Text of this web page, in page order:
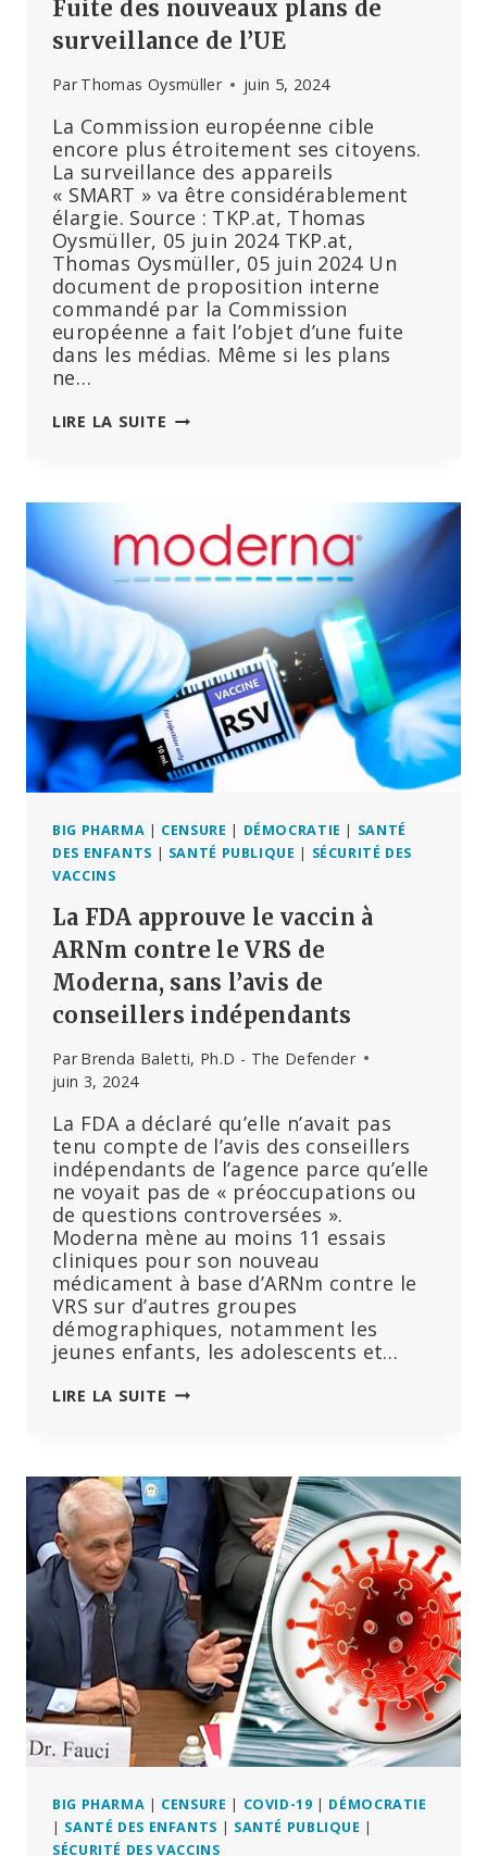
NON
VACCINÉS
Fuite des nouveaux plans de
surveillance de l’UE
Par Thomas Oysmüller juin 5, 2024
La Commission européenne cible
encore plus étroitement ses citoyens.
La surveillance des appareils
« SMART » va être considérablement
élargie. Source : TKP.at, Thomas
Oysmüller, 05 juin 2024 TKP.at,
Thomas Oysmüller, 05 juin 2024 Un
document de proposition interne
commandé par la Commission
européenne a fait l’objet d’une fuite
dans les médias. Même si les plans
ne…
LIRE LA SUITE FUITE
SURVEILLANCE
DE
L’UE
BIG PHARMA | CENSURE | DÉMOCRATIE | SANTÉ
DES ENFANTS | SANTÉ PUBLIQUE | SÉCURITÉ DES
VACCINS
La FDA approuve le vaccin à
ARNm contre le VRS de
Moderna, sans l’avis de
conseillers indépendants
Par Brenda Baletti, Ph.D - The Defender
juin 3, 2024
La FDA a déclaré qu’elle n’avait pas
tenu compte de l’avis des conseillers
indépendants de l’agence parce qu’elle
ne voyait pas de « préoccupations ou
de questions controversées ».
Moderna mène au moins 11 essais
cliniques pour son nouveau
médicament à base d’ARNm contre le
VRS sur d’autres groupes
démographiques, notamment les
jeunes enfants, les adolescents et…
LIRE LA SUITE LA
VACCIN
À
ARNM
CONTRE
LE
VRS
DE
MODERNA,
SANS
L’AVIS
CONSEILLERS
INDÉPENDANTS
BIG PHARMA | CENSURE | COVID-19 | DÉMOCRATIE
| SANTÉ DES ENFANTS | SANTÉ PUBLIQUE |
SÉCURITÉ DES VACCINS